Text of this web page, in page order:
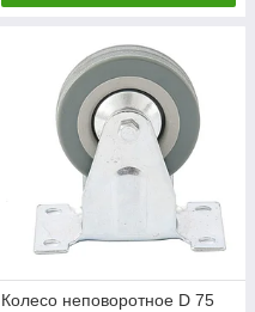
Колесо неповоротное D 75